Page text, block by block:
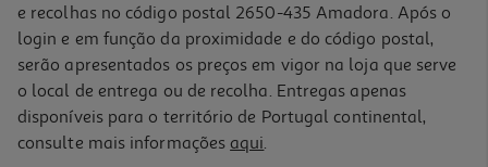
Bebida De Soja Auchan Com Adição De Cálcio 3x200ml
e recolhas no código postal 2650-435 Amadora. Após o
login e em função da proximidade e do código postal,
serão apresentados os preços em vigor na loja que serve
o local de entrega ou de recolha. Entregas apenas
disponíveis para o território de Portugal continental,
consulte mais informações aqui.